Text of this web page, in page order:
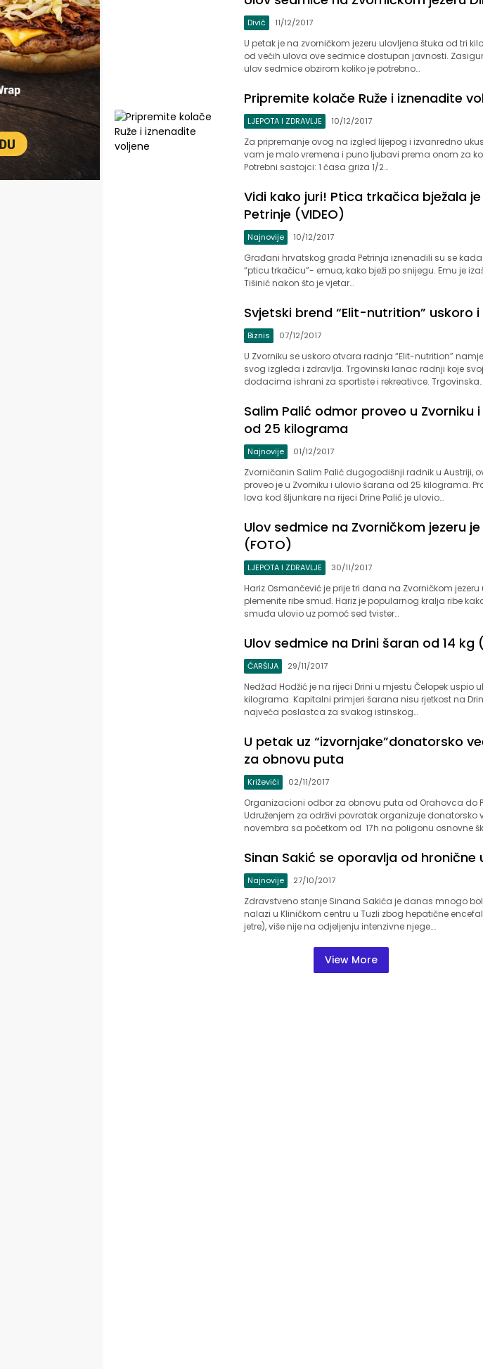
Divič 11/12/2017
U petak je na zvorničkom jezeru ulovljena štuka od tri
od većih ulova ove sedmice dostupan javnosti.
ulov sedmice obzirom koliko je potrebno…
Pripremite kolače Ruže i iznenadite
LJEPOTA I ZDRAVLJE 10/12/2017
Za pripremanje ovog na izgled lijepog i izvanredno
vam je malo vremena i puno ljubavi prema onom za
Potrebni sastojci: 1 časa griza 1/2…
Vidi kako juri! Ptica trkačica bježala
Petrinje (VIDEO)
Najnovije 10/12/2017
Građani hrvatskog grada Petrinja iznenadili su se
“pticu trkačicu”- emua, kako bježi po snijegu. Emu je
Tišinić nakon što je vjetar…
Svjetski brend “Elit-nutrition” uskoro i
Biznis 07/12/2017
U Zvorniku se uskoro otvara radnja “Elit-nutrition”
svog izgleda i zdravlja. Trgovinski lanac radnji koje
dodacima ishrani za sportiste i rekreativce. Trgovinska…
Salim Palić odmor proveo u Zvorniku
od 25 kilograma
Najnovije 01/12/2017
Zvorničanin Salim Palić dugogodišnji radnik u Austriji,
proveo je u Zvorniku i ulovio šarana od 25 kilograma.
lova kod šljunkare na rijeci Drine Palić je ulovio…
Ulov sedmice na Zvorničkom jezeru
(FOTO)
LJEPOTA I ZDRAVLJE 30/11/2017
Hariz Osmančević je prije tri dana na Zvorničkom
plemenite ribe smuđ. Hariz je popularnog kralja ribe
smuđa ulovio uz pomoć sed tvister…
Ulov sedmice na Drini šaran od 14 kg
ČARŠIJA 29/11/2017
Nedžad Hodžić je na rijeci Drini u mjestu Čelopek uspio
kilograma. Kapitalni primjeri šarana nisu rjetkost na
najveća poslastca za svakog istinskog…
U petak uz “izvornjake”donatorsko
za obnovu puta
Križevići 02/11/2017
Organizacioni odbor za obnovu puta od Orahovca do
Udruženjem za održivi povratak organizuje donatorsko
novembra sa početkom od 17h na poligonu osnovne
Sinan Sakić se oporavlja od hronične
Najnovije 27/10/2017
Zdravstveno stanje Sinana Sakića je danas mnogo
nalazi u Kliničkom centru u Tuzli zbog hepatične
jetre), više nije na odjeljenju intenzivne njege….
View More